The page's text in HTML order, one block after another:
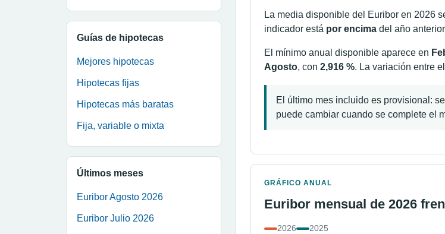
Guías de hipotecas
Mejores hipotecas
Hipotecas fijas
Hipotecas más baratas
Fija, variable o mixta
Últimos meses
Euribor Agosto 2026
Euribor Julio 2026
La media disponible del Euribor en 2026
indicador está por encima del año
El mínimo anual disponible aparece en
Agosto, con 2,916 %. La variación entre
El último mes incluido es provisional:
puede cambiar cuando se complete el
GRÁFICO ANUAL
Euribor mensual de 2026
2026 2025